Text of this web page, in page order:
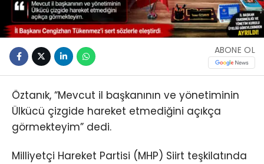
ABONE OL
Öztanık, “Mevcut il başkanının ve yönetiminin
Ülkücü çizgide hareket etmediğini açıkça
görmekteyim” dedi.
Milliyetçi Hareket Partisi (MHP) Siirt teşkilatında